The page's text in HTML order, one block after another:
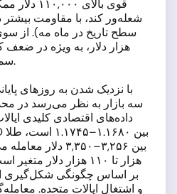
قوی بالای
هزار دلار، به ویژه در ضعف
سمت ۱۰۰ هزار دلار بکشاند.
با نزدیک شدن به روزهای
سه بازار به نظر می‌رسد در
داده‌های اقتصادی کلیدی
هزار تا ۱۱۰ هزار دلار
بر اساس چگونگی شکل‌گیری